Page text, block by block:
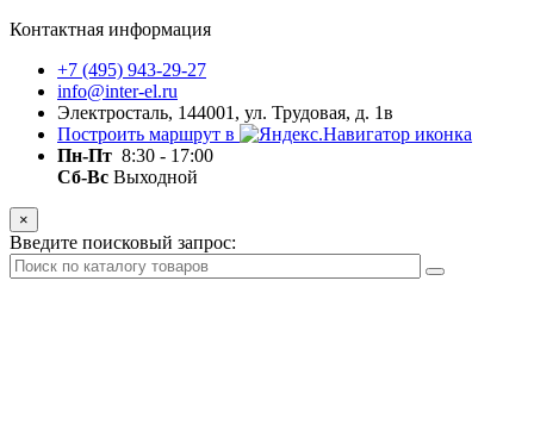
Контактная информация
+7 (495) 943-29-27
info@inter-el.ru
Электросталь, 144001, ул. Трудовая, д. 1в
Построить маршрут в
Пн-Пт 8:30 - 17:00
Сб-Вс Выходной
×
Введите поисковый запрос: